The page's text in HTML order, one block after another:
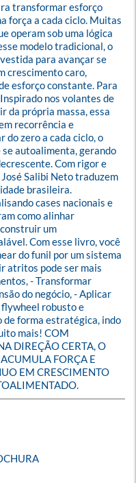
transformar esforço
força a cada ciclo. Muitas
operam sob uma lógica
modelo tradicional, o
para avançar se
crescimento caro,
esforço constante. Para
nos volantes de
da própria massa, essa
recorrência e
do zero a cada ciclo, o
autoalimenta, gerando
Com rigor e
Salibi Neto traduzem
brasileira.
cases nacionais e
como alinhar
um
Com esse livro, você
do funil por um sistema
atritos pode ser mais
- Transformar
do negócio, - Aplicar
robusto e
de forma estratégica, indo
mais! COM
DIREÇÃO CERTA, O
FORÇA E
EM CRESCIMENTO